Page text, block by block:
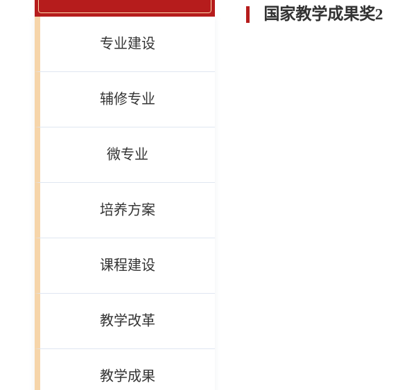
专业建设
辅修专业
微专业
培养方案
课程建设
教学改革
教学成果
国家教学成果奖2